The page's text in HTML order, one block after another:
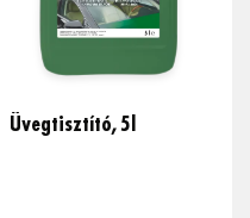
Üvegtisztító, 5l